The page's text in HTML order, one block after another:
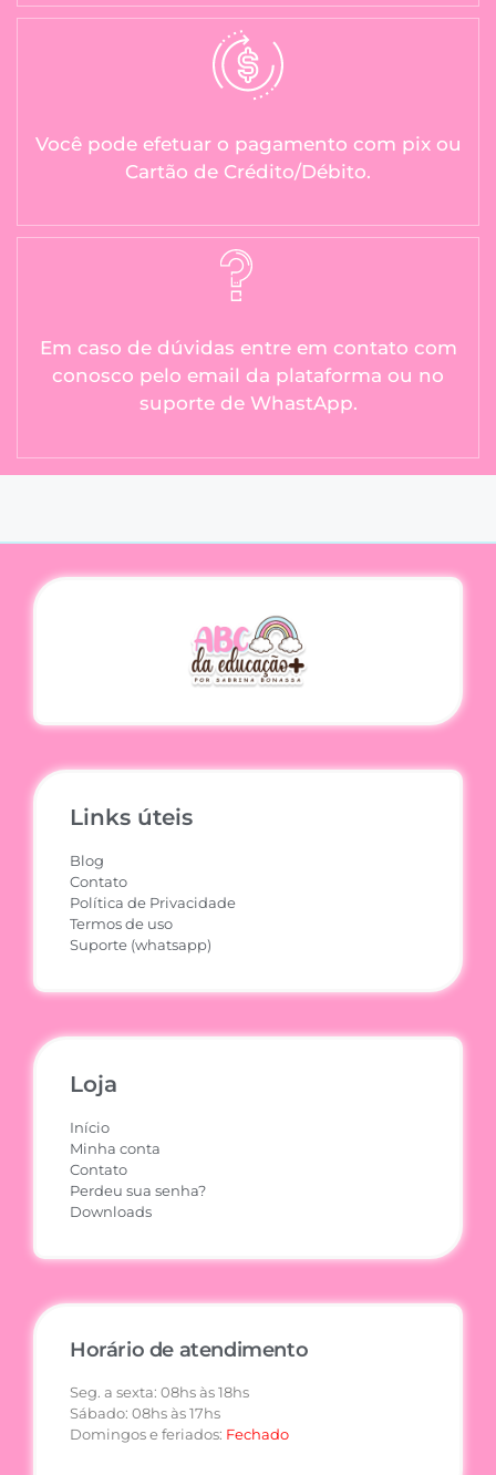
Você pode efetuar o pagamento com pix ou
Cartão de Crédito/Débito.
Em caso de dúvidas entre em contato com
conosco pelo email da plataforma ou no
suporte de WhastApp.
Links úteis
Blog
Contato
Política de Privacidade
Termos de uso
Suporte (whatsapp)
Loja
Início
Minha conta
Contato
Perdeu sua senha?
Downloads
Horário de atendimento
Seg. a sexta: 08hs às 18hs
Sábado: 08hs às 17hs
Domingos e feriados: Fechado